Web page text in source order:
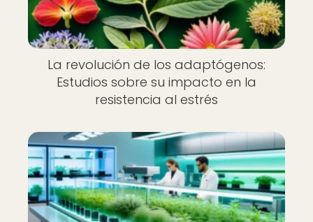
La revolución de los adaptógenos:
Estudios sobre su impacto en la
resistencia al estrés